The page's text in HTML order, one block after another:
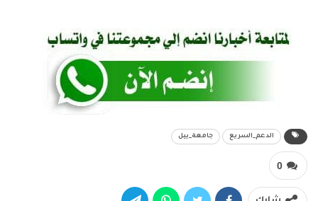
الدعم_السريع جامعة_ييل
0